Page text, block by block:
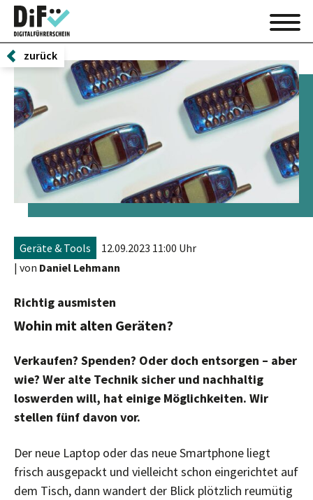
zurück
Geräte & Tools
12.09.2023 11:00 Uhr
| von Daniel Lehmann
Richtig ausmisten
Wohin mit alten Geräten?
Verkaufen? Spenden? Oder doch entsorgen – aber
wie? Wer alte Technik sicher und nachhaltig
loswerden will, hat einige Möglichkeiten. Wir
stellen fünf davon vor.
Der neue Laptop oder das neue Smartphone liegt
frisch ausgepackt und vielleicht schon eingerichtet auf
dem Tisch, dann wandert der Blick plötzlich reumütig